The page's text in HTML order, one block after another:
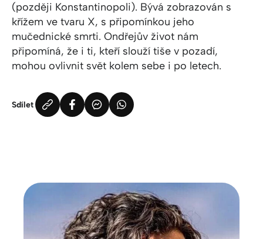
(později Konstantinopoli). Bývá zobrazován s
křížem ve tvaru X, s připomínkou jeho
mučednické smrti. Ondřejův život nám
připomíná, že i ti, kteří slouží tiše v pozadí,
mohou ovlivnit svět kolem sebe i po letech.
Sdílet